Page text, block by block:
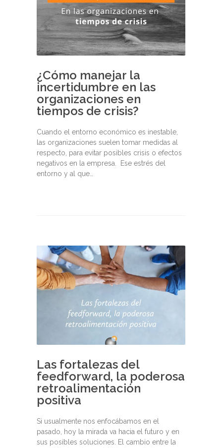
¿Cómo manejar la
incertidumbre en las
organizaciones en
tiempos de crisis?
Cuando el entorno económico es inestable,
las organizaciones suelen tomar medidas al
respecto, para evitar posibles crisis o efectos
negativos en la empresa. Ese estrés del
entorno y al que…
Las fortalezas del
feedforward, la poderosa
retroalimentación
positiva
Si usualmente nos enfocábamos en el
pasado, hoy la mirada va hacia el futuro y en
sus posibles soluciones. El cambio entre la